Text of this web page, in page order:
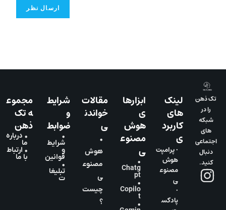
تک ذهن
را در
شبکه
های
اجتماعی
دنبال
کنید.
لینک
های
کاربرد
ی
• پرامپت
هوش
مصنوع
ی
•
پادکس
ابزارها
ی
هوش
مصنوع
ی
•
Chatg
pt
•
Copilo
t
•
مقالات
خواندن
ی
•
هوش
مصنوع
ی
چیست
؟
شرایط
و
ضوابط
•
شرایط
و
قوانین
•
تبلیغا
ت
مجموع
ه تک
ذهن
• درباره
ما
• ارتباط
با ما